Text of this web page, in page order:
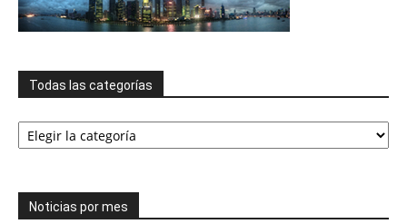
Todas las categorías
Todas
las
Noticias por mes